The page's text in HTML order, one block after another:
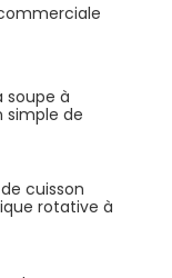
soupe à
simple de
cuisson
rotative à